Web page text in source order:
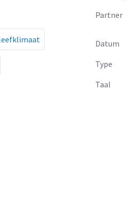
Partner
Datum
Type
Taal